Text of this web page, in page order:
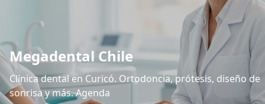
Megadental Chile
Clínica dental en Curicó. Ortodoncia, prótesis, diseño de
sonrisa y más. Agenda